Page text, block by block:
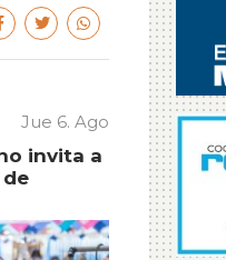
Jue 6. Ago
invita a